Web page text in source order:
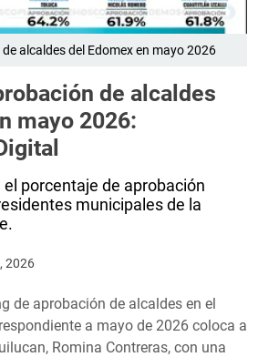
alcaldes del Edomex en mayo 2026
de alcaldes
mayo 2026:
porcentaje de aprobación
municipales de la
2026
de aprobación de alcaldes en el
a mayo de 2026 coloca a
Romina Contreras, con una